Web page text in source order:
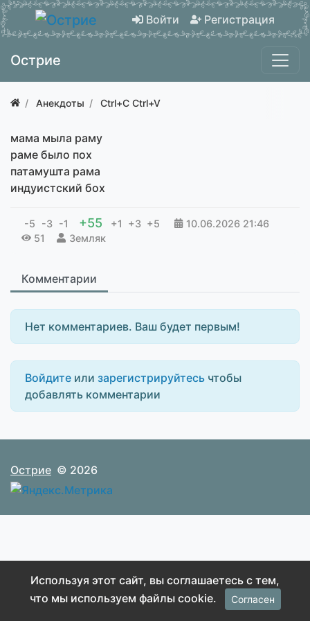
Войти Регистрация
Острие
Анекдоты Ctrl+C Ctrl+V
мама мыла раму
раме было пох
патамушта рама
индуистский бох
-5 -3 -1 +55 +1 +3 +5 10.06.2026 21:46
51
Земляк
Комментарии
Нет комментариев. Ваш будет первым!
Войдите или зарегистрируйтесь чтобы
добавлять комментарии
Острие © 2026
Используя этот сайт, вы соглашаетесь с тем,
что мы используем файлы cookie.
Согласен